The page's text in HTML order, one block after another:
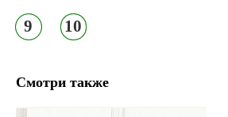
9 10
Смотри также